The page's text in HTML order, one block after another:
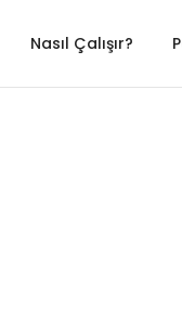
Nasıl Çalışır?